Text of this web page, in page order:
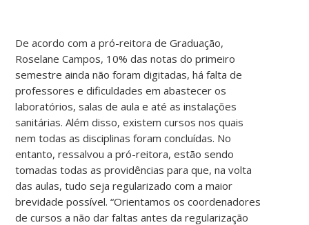
De acordo com a pró-reitora de Graduação,
Roselane Campos, 10% das notas do primeiro
semestre ainda não foram digitadas, há falta de
professores e dificuldades em abastecer os
laboratórios, salas de aula e até as instalações
sanitárias. Além disso, existem cursos nos quais
nem todas as disciplinas foram concluídas. No
entanto, ressalvou a pró-reitora, estão sendo
tomadas todas as providências para que, na volta
das aulas, tudo seja regularizado com a maior
brevidade possível. “Orientamos os coordenadores
de cursos a não dar faltas antes da regularização